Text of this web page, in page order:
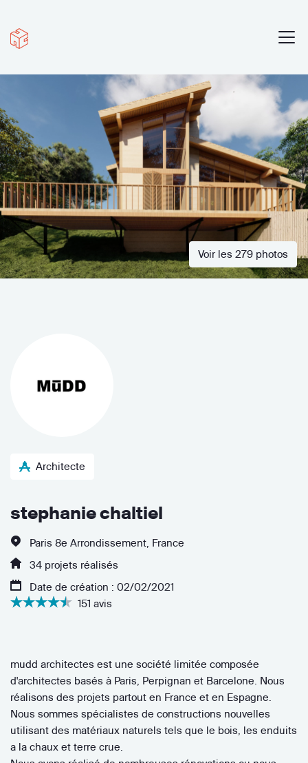
Voir les 279 photos
Architecte
stephanie chaltiel
Paris 8e Arrondissement, France
34 projets réalisés
Date de création : 02/02/2021
151 avis
mudd architectes est une société limitée composée
d'architectes basés à Paris, Perpignan et Barcelone. Nous
réalisons des projets partout en France et en Espagne.
Nous sommes spécialistes de constructions nouvelles
utilisant des matériaux naturels tels que le bois, les enduits
a la chaux et terre crue.